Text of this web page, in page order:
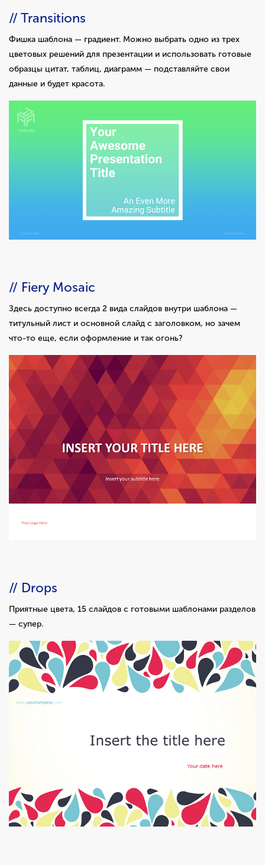
// Transitions
Фишка шаблона — градиент. Можно выбрать одно из трех
цветовых решений для презентации и использовать готовые
образцы цитат, таблиц, диаграмм — подставляйте свои
данные и будет красота.
// Fiery Mosaic
Здесь доступно всегда 2 вида слайдов внутри шаблона —
титульный лист и основной слайд с заголовком, но зачем
что-то еще, если оформление и так огонь?
// Drops
Приятные цвета, 15 слайдов с готовыми шаблонами разделов
— супер.